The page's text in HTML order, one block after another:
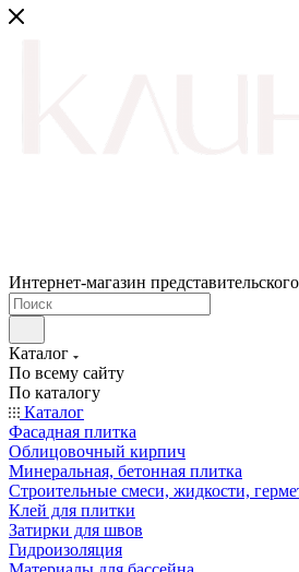
Интернет-магазин
Каталог
По всему сайту
По каталогу
Каталог
Фасадная плитка
Облицовочный кирпич
Минеральная, бетонная плитка
Строительные смеси, жидкости,
Клей для плитки
Затирки для швов
Гидроизоляция